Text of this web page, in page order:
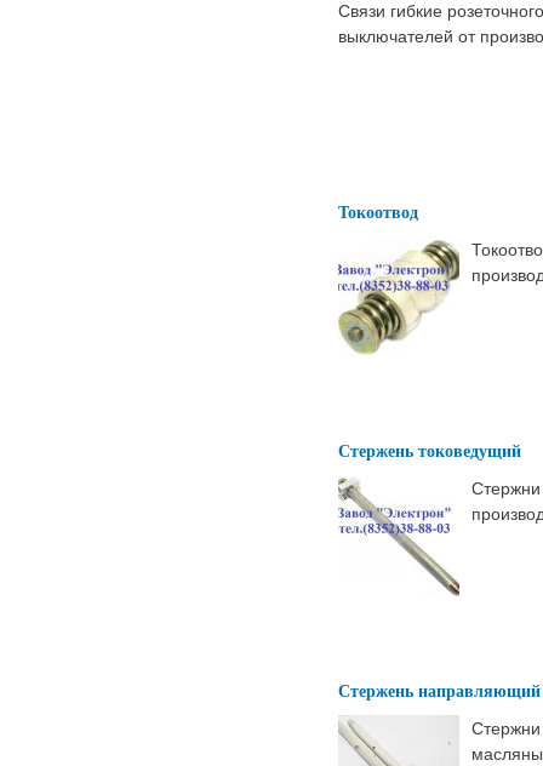
Связи гибкие
выключателей от
Токоотвод
Стержень токоведущий
Стержень направляющий